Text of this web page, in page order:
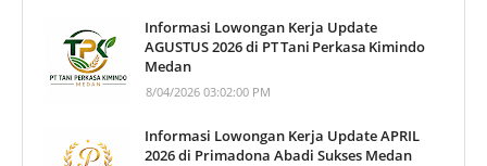
Informasi Lowongan Kerja Update
AGUSTUS 2026 di PT Tani Perkasa Kimindo
Medan
8/04/2026 03:02:00 PM
Informasi Lowongan Kerja Update APRIL
2026 di Primadona Abadi Sukses Medan